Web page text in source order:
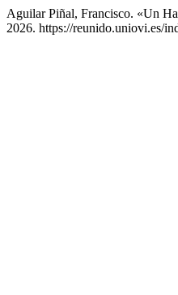
Aguilar Piñal, Francisco. «Un
2026. https://reunido.uniovi.es/